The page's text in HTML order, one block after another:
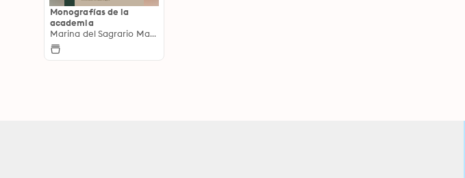
Monografías de la
academia
Marina del Sagrario Mantilla Trolle